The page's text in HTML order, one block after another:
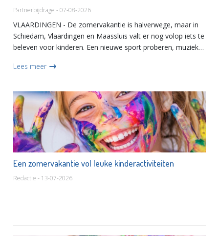
Partnerbijdrage - 07-08-2026
VLAARDINGEN - De zomervakantie is halverwege, maar in
Schiedam, Vlaardingen en Maassluis valt er nog volop iets te
beleven voor kinderen. Een nieuwe sport proberen, muziek
sp...
Lees meer
Een zomervakantie vol leuke kinderactiviteiten
Redactie - 13-07-2026